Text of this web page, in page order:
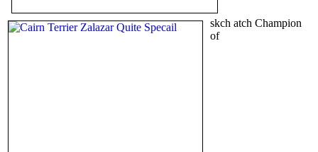
skch atch Champion
of